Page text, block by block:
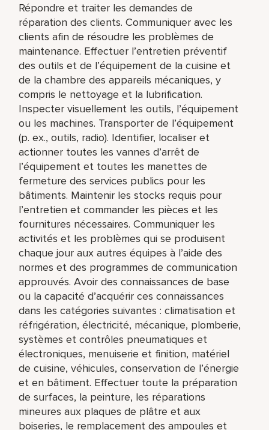
Répondre et traiter les demandes de
réparation des clients. Communiquer avec les
clients afin de résoudre les problèmes de
maintenance. Effectuer l’entretien préventif
des outils et de l’équipement de la cuisine et
de la chambre des appareils mécaniques, y
compris le nettoyage et la lubrification.
Inspecter visuellement les outils, l’équipement
ou les machines. Transporter de l’équipement
(p. ex., outils, radio). Identifier, localiser et
actionner toutes les vannes d’arrêt de
l’équipement et toutes les manettes de
fermeture des services publics pour les
bâtiments. Maintenir les stocks requis pour
l’entretien et commander les pièces et les
fournitures nécessaires. Communiquer les
activités et les problèmes qui se produisent
chaque jour aux autres équipes à l’aide des
normes et des programmes de communication
approuvés. Avoir des connaissances de base
ou la capacité d’acquérir ces connaissances
dans les catégories suivantes : climatisation et
réfrigération, électricité, mécanique, plomberie,
systèmes et contrôles pneumatiques et
électroniques, menuiserie et finition, matériel
de cuisine, véhicules, conservation de l’énergie
et en bâtiment. Effectuer toute la préparation
de surfaces, la peinture, les réparations
mineures aux plaques de plâtre et aux
boiseries, le remplacement des ampoules et